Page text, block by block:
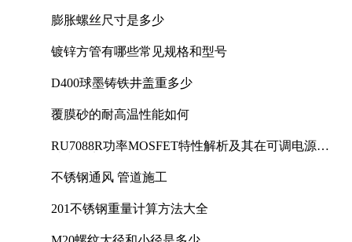
膨胀螺丝尺寸是多少
镀锌方管有哪些常见规格和型号
D400球墨铸铁井盖重多少
覆膜砂的耐高温性能如何
RU7088R功率MOSFET特性解析及其在可调电源设
不锈钢通风 管道施工
201不锈钢重量计算方法大全